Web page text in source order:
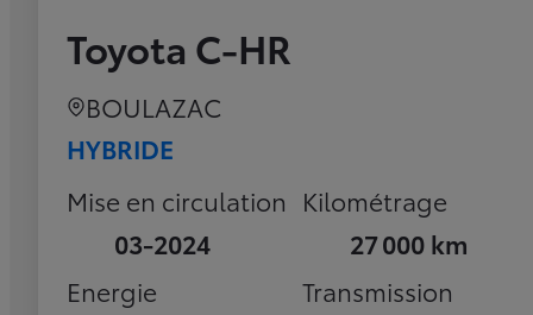
Toyota C-HR
BOULAZAC
HYBRIDE
Mise en circulation
03-2024
Kilométrage
27 000 km
Energie
Transmission